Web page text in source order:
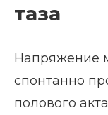
таза
Напряжение
спонтанно
полового